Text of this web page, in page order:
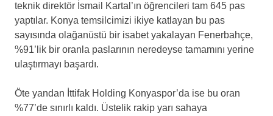
teknik direktör İsmail Kartal’ın öğrencileri tam 645 pas
yaptılar. Konya temsilcimizi ikiye katlayan bu pas
sayısında olağanüstü bir isabet yakalayan Fenerbahçe,
%91’lik bir oranla paslarının neredeyse tamamını yerine
ulaştırmayı başardı.
Öte yandan İttifak Holding Konyaspor’da ise bu oran
%77’de sınırlı kaldı. Üstelik rakip yarı sahaya